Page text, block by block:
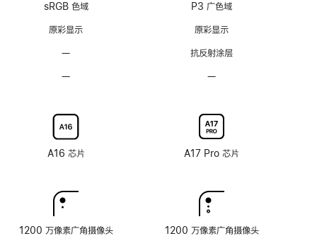
持
ProMotion
率
技
sRGB 色域
原彩显示
—
涂
层
—
配
纳
米
玻
面
A16 芯片
1200 万像素广角摄像头
持
ProMotion
适
率
技
P3 广色域
原彩显示
抗反射涂层
—
配
纳
米
玻
面
A17 Pro 芯片
1200 万像素广角摄像头